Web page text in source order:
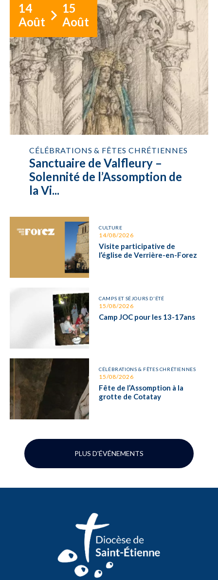
PLUS D'ÉVÉNEMENTS
14
Août
15
Août
CÉLÉBRATIONS & FÊTES CHRÉTIENNES
Sanctuaire de Valfleury –
Solennité de l’Assomption de
la Vi...
CULTURE
14/08/2026
Visite participative de
l’église de Verrière-en-Forez
CAMPS ET SÉJOURS D'ÉTÉ
15/08/2026
Camp JOC pour les 13-17ans
CÉLÉBRATIONS & FÊTES CHRÉTIENNES
15/08/2026
Fête de l’Assomption à la
grotte de Cotatay